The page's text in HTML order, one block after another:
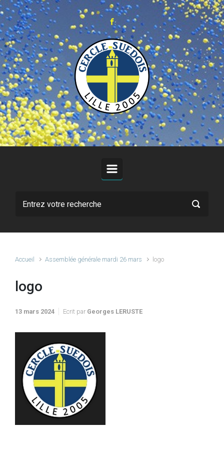
Skip to main content
Accueil Assemblée générale mardi 26 mars logo
logo
13 mars 2024 Ecrit par Georges LERUSTE